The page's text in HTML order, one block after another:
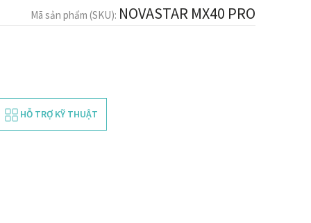
Mã sản phẩm (SKU): NOVASTAR MX40 PRO
HỖ TRỢ KỸ THUẬT